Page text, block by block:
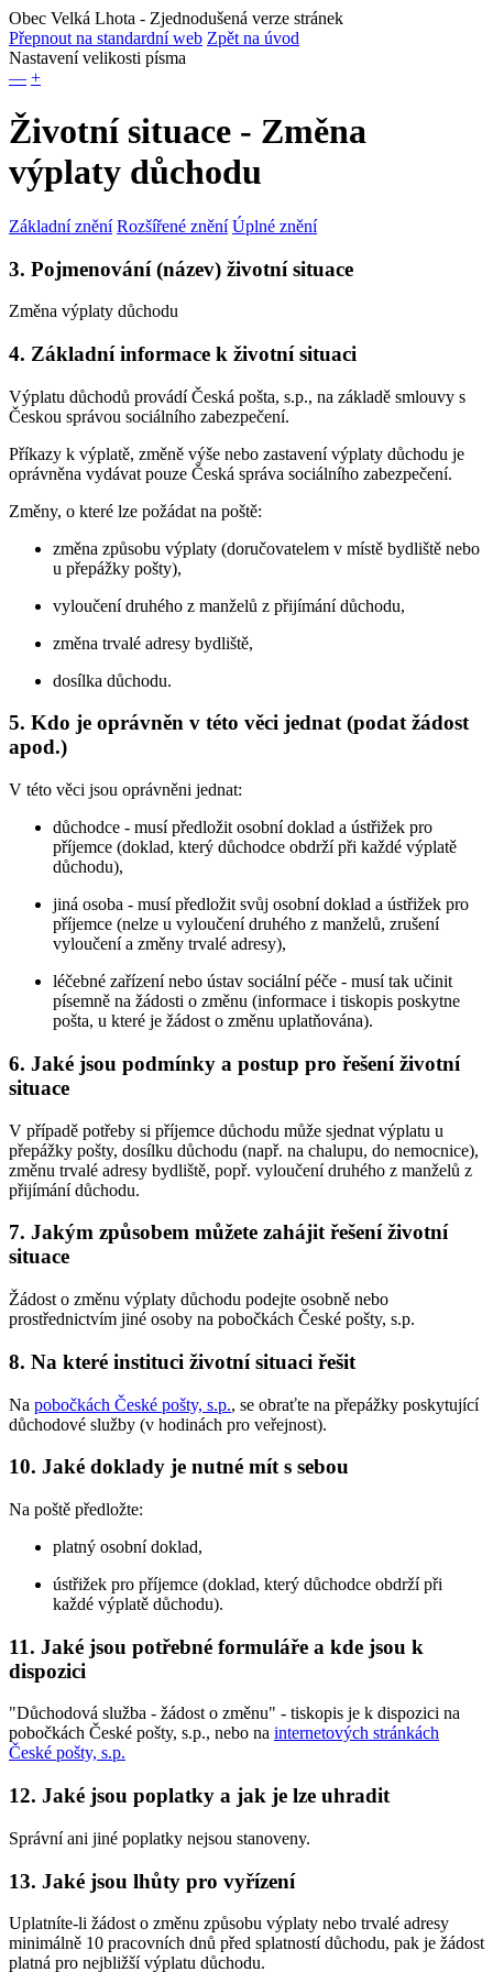
Obec Velká Lhota - Zjednodušená verze stránek
Přepnout na standardní web Zpět na úvod
Nastavení velikosti písma
— +
Životní situace - Změna
výplaty důchodu
Základní znění Rozšířené znění Úplné znění
3. Pojmenování (název) životní situace
Změna výplaty důchodu
4. Základní informace k životní situaci
Výplatu důchodů provádí Česká pošta, s.p., na základě smlouvy s
Českou správou sociálního zabezpečení.
Příkazy k výplatě, změně výše nebo zastavení výplaty důchodu je
oprávněna vydávat pouze Česká správa sociálního zabezpečení.
Změny, o které lze požádat na poště:
změna způsobu výplaty (doručovatelem v místě bydliště nebo
u přepážky pošty),
vyloučení druhého z manželů z přijímání důchodu,
změna trvalé adresy bydliště,
dosílka důchodu.
5. Kdo je oprávněn v této věci jednat (podat žádost
apod.)
V této věci jsou oprávněni jednat:
důchodce - musí předložit osobní doklad a ústřižek pro
příjemce (doklad, který důchodce obdrží při každé výplatě
důchodu),
jiná osoba - musí předložit svůj osobní doklad a ústřižek pro
příjemce (nelze u vyloučení druhého z manželů, zrušení
vyloučení a změny trvalé adresy),
léčebné zařízení nebo ústav sociální péče - musí tak učinit
písemně na žádosti o změnu (informace i tiskopis poskytne
pošta, u které je žádost o změnu uplatňována).
6. Jaké jsou podmínky a postup pro řešení životní
situace
V případě potřeby si příjemce důchodu může sjednat výplatu u
přepážky pošty, dosílku důchodu (např. na chalupu, do nemocnice),
změnu trvalé adresy bydliště, popř. vyloučení druhého z manželů z
přijímání důchodu.
7. Jakým způsobem můžete zahájit řešení životní
situace
Žádost o změnu výplaty důchodu podejte osobně nebo
prostřednictvím jiné osoby na pobočkách České pošty, s.p.
8. Na které instituci životní situaci řešit
Na pobočkách České pošty, s.p., se obraťte na přepážky poskytující
důchodové služby (v hodinách pro veřejnost).
10. Jaké doklady je nutné mít s sebou
Na poště předložte:
platný osobní doklad,
ústřižek pro příjemce (doklad, který důchodce obdrží při
každé výplatě důchodu).
11. Jaké jsou potřebné formuláře a kde jsou k
dispozici
"Důchodová služba - žádost o změnu" - tiskopis je k dispozici na
pobočkách České pošty, s.p., nebo na internetových stránkách
České pošty, s.p.
12. Jaké jsou poplatky a jak je lze uhradit
Správní ani jiné poplatky nejsou stanoveny.
13. Jaké jsou lhůty pro vyřízení
Uplatníte-li žádost o změnu způsobu výplaty nebo trvalé adresy
minimálně 10 pracovních dnů před splatností důchodu, pak je žádost
platná pro nejbližší výplatu důchodu.